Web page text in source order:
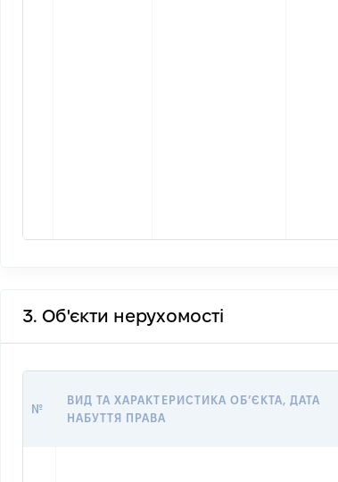
3. Об'єкти нерухомості
№
ВИД ТА ХАРАКТЕРИСТИКА ОБʼЄКТА, ДАТА
НАБУТТЯ ПРАВА